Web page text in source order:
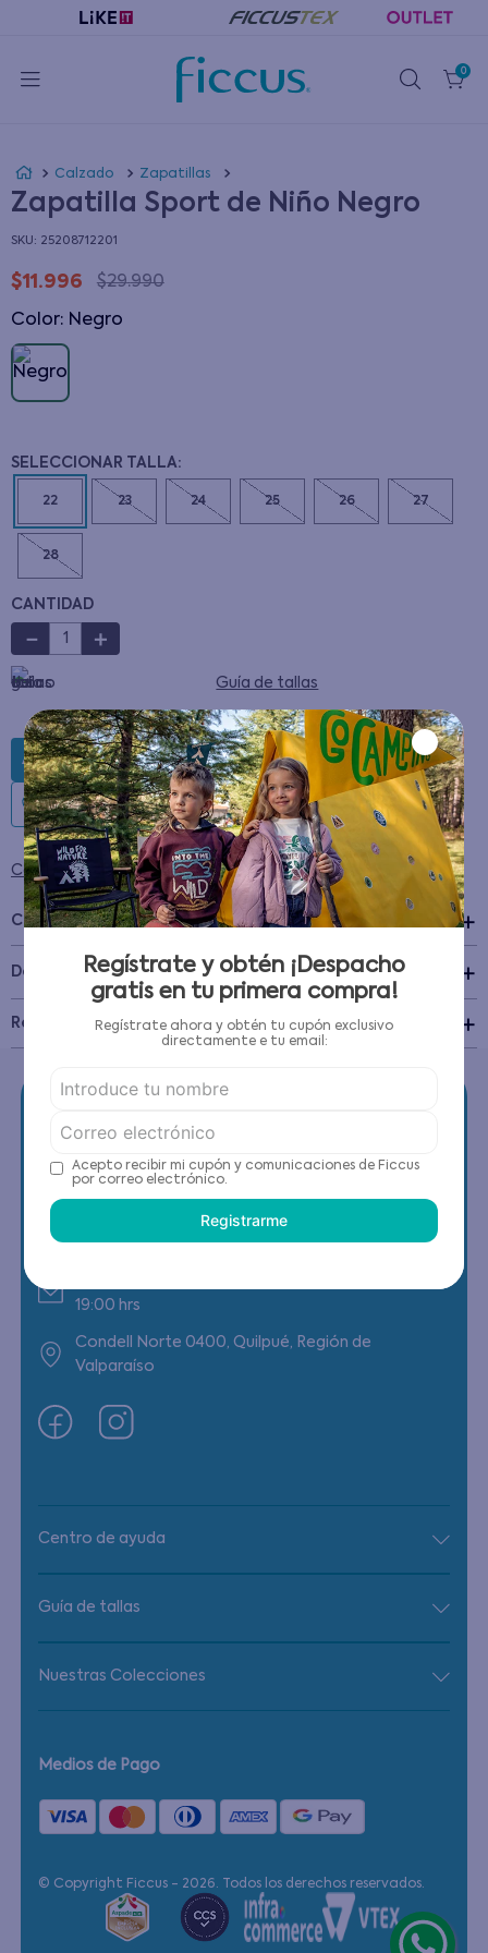
0
Calzado Zapatillas
Zapatilla Sport de Niño Negro
: 25208712201
$11 .996 $29.990
Color: negro
22 23 24 25 26 27
28
CANTIDAD
＋
－
Guía de tallas
AGREGAR AL CARRITO
Condiciones para cambios y devoluciones
Características
Detalles del Producto +
Recomendaciones de cuidado
(22) 6178818 - Compras Internet
19:00 hrs
Condell Norte 0400, Quilpué, Región de
Valparaíso
Centro de ayuda
Guía de tallas
Nuestras Colecciones
Medios de Pago
© Copyright Ficcus - 2026. Todos los derechos reservados.
Regístrate y obtén ¡Despacho
gratis en tu primera compra!
Regístrate ahora y obtén tu cupón exclusivo
directamente e tu email:
Acepto recibir mi cupón y comunicaciones de Ficcus
por correo electrónico.
Registrarme